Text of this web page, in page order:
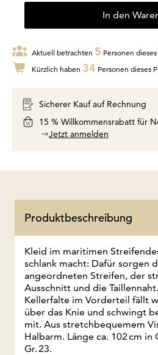
In den
Aktuell betrachten 5 Personen
Kürzlich haben 34 Personen dieses
Sicherer Kauf auf Rechnung
15 % Willkommensrabatt für
Jetzt anmelden
Produktbeschreibung
Kleid im maritimen
schlank macht: Dafür sorgen
angeordneten Streifen, der
Ausschnitt und die
Kellerfalte im Vorderteil fällt
über das Knie und schwingt
mit. Aus stretchbequemem
Halbarm. Länge ca. 102 cm in
Gr. 23.